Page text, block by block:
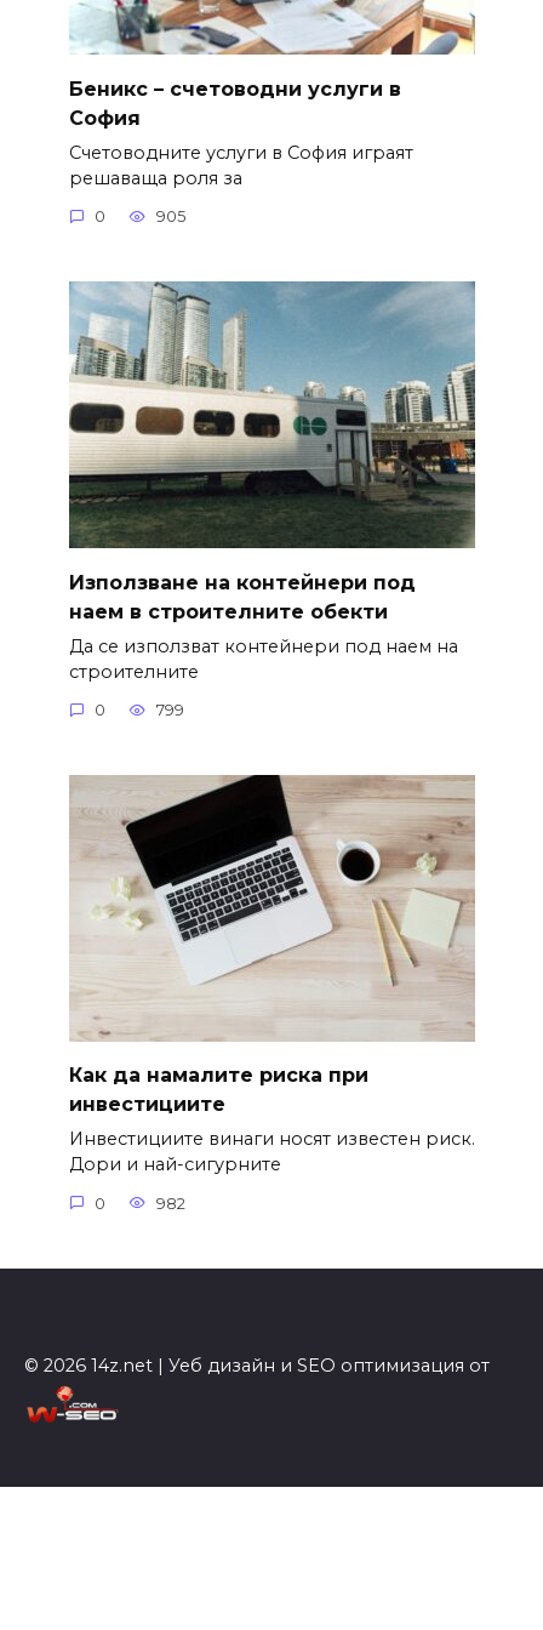
Беникс – счетоводни услуги в
София
Счетоводните услуги в София играят
решаваща роля за
0 905
Използване на контейнери под
наем в строителните обекти
Да се използват контейнери под наем на
строителните
0 799
Как да намалите риска при
инвестициите
Инвестициите винаги носят известен риск.
Дори и най-сигурните
0 982
© 2026 14z.net | Уеб дизайн и SEO оптимизация от